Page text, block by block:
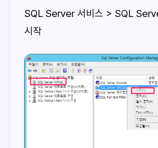
SQL Server 서비스 > SQL
시작